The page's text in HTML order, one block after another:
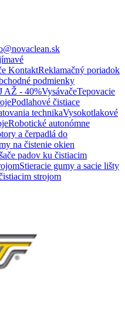
KontaktReklamačný poriadok
podmienky
AŽ - 40%VysávačeTepovacie
Podlahové čistiace
technikaVysokotlakové
Robotické autonómne
a čerpadlá do
na čistenie okien
padov ku čistiacim
Stieracie gumy a sacie lišty
strojom